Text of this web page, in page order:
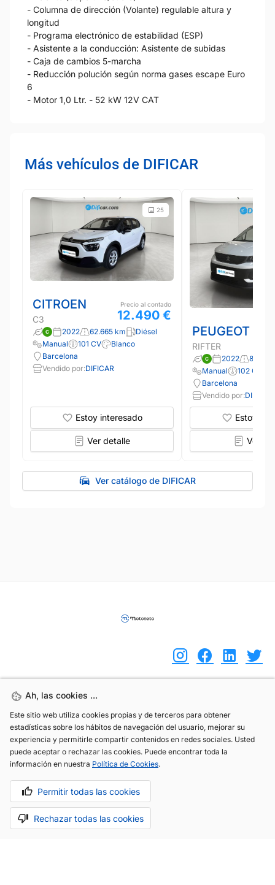
- Columna de dirección (Volante) regulable altura y
longitud
- Programa electrónico de estabilidad (ESP)
- Asistente a la conducción: Asistente de subidas
- Caja de cambios 5-marcha
- Reducción polución según norma gases escape Euro
6
- Motor 1,0 Ltr. - 52 kW 12V CAT
Más vehículos de DIFICAR
25
CITROEN
C3
Precio al contado
12.490 €
2022 62.665 km
Diésel
Manual
101 CV
Blanco
Barcelona
Vendido por:DIFICAR
Estoy interesado
Ver detalle
PEUGEOT
RIFTER
2022
82.110
Manual
102 CV
Barcelona
Vendido por:DIFICAR
Estoy
Ver
Ver catálogo de DIFICAR
Ah, las cookies ...
Este sitio web utiliza cookies propias y de terceros para obtener
estadísticas sobre los hábitos de navegación del usuario, mejorar su
experiencia y permitirle compartir contenidos en redes sociales. Usted
puede aceptar o rechazar las cookies. Puede encontrar toda la
información en nuestra Política de Cookies.
Permitir todas las cookies
Rechazar todas las cookies
Ah, las cookies ...
Este sitio web utiliza cookies propias y de terceros para obtener
estadísticas sobre los hábitos de navegación del usuario, mejorar su
experiencia y permitirle compartir contenidos en redes sociales. Usted
puede aceptar o rechazar las cookies. Puede encontrar toda la
información en nuestra Política de Cookies.
Permitir todas las cookies
Rechazar todas las cookies
info@motoreto.com
Aviso legal Política de cookies